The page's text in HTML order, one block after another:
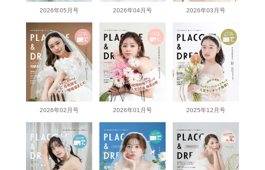
2026年05月号 2026年04月号 2026年03月号
2026年02月号 2026年01月号 2025年12月号